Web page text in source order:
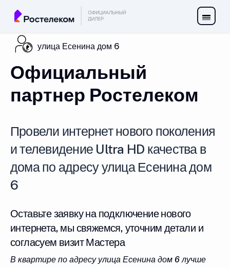
улица Есенина дом 6
Официальный
партнер Ростелеком
Провели интернет нового поколения
и телевидение Ultra HD качества в
дома по адресу улица Есенина дом
6
Оставьте заявку на подключение нового
интернета, мы свяжемся, уточним детали и
согласуем визит Мастера
В квартире по адресу улица Есенина дом 6 лучше